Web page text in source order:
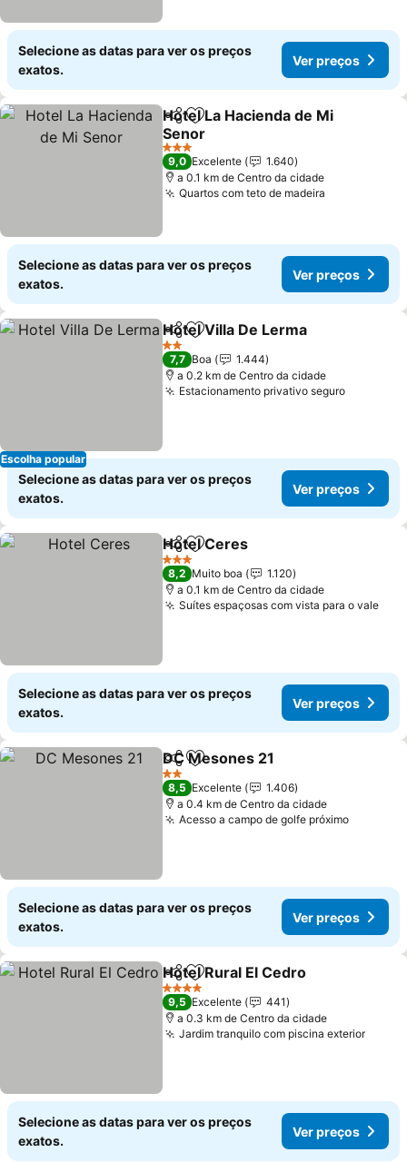
Selecione as datas para ver os preços
exatos.
Ver preços
PartilharAdicionar aos favoritos
Hotel La Hacienda de Mi
Senor
Ver preços
3 Estrelas
9,0 Excelente
1.640
a 0.1 km de Centro da cidade
Quartos com teto de madeira
Selecione as datas para ver os preços
exatos.
Ver preços
Escolha popular
PartilharAdicionar aos favoritos
Hotel Villa De Lerma
2 Estrelas
7,7 Boa
1.444
a 0.2 km de Centro da cidade
Estacionamento privativo seguroVer
Selecione as datas para ver os preços
exatos.
Ver preços
PartilharAdicionar aos favoritos
Hotel Ceres
3 Estrelas
8,2 Muito boa
1.120
a 0.1 km de Centro da cidade
Suítes espaçosas com vista para o valeVer
Selecione as datas para ver os preços
exatos.
Ver preços
PartilharAdicionar aos favoritos
DC Mesones 21
2 Estrelas
8,5 Excelente
1.406
a 0.4 km de Centro da cidade
Acesso a campo de golfe próximoVer
Selecione as datas para ver os preços
exatos.
Ver preços
PartilharAdicionar aos favoritos
Hotel Rural El Cedro
4 Estrelas
9,5 Excelente
441
a 0.3 km de Centro da cidade
Jardim tranquilo com piscina exteriorVer
Selecione as datas para ver os preços
exatos.
Ver preços